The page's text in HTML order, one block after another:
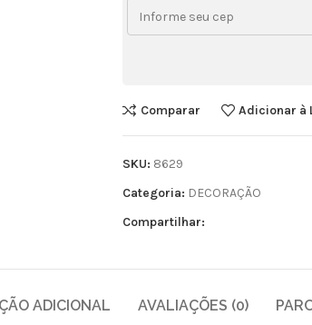
Comparar Adicionar à
SKU: 8629
Categoria: DECORAÇÃO
Compartilhar:
ADICIONAL AVALIAÇÕES (0)